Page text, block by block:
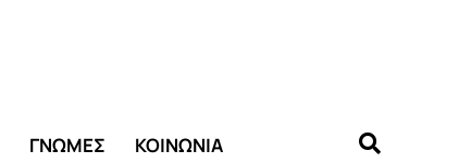
ΓΝΩΜΕΣ ΚΟΙΝΩΝΙΑ